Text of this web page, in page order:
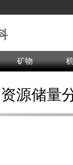
矿物
源储量